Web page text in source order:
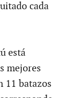
cada
está
mejores
11 batazos